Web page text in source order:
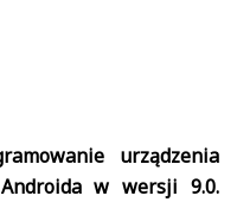
urządzenia
w wersji 9.0.